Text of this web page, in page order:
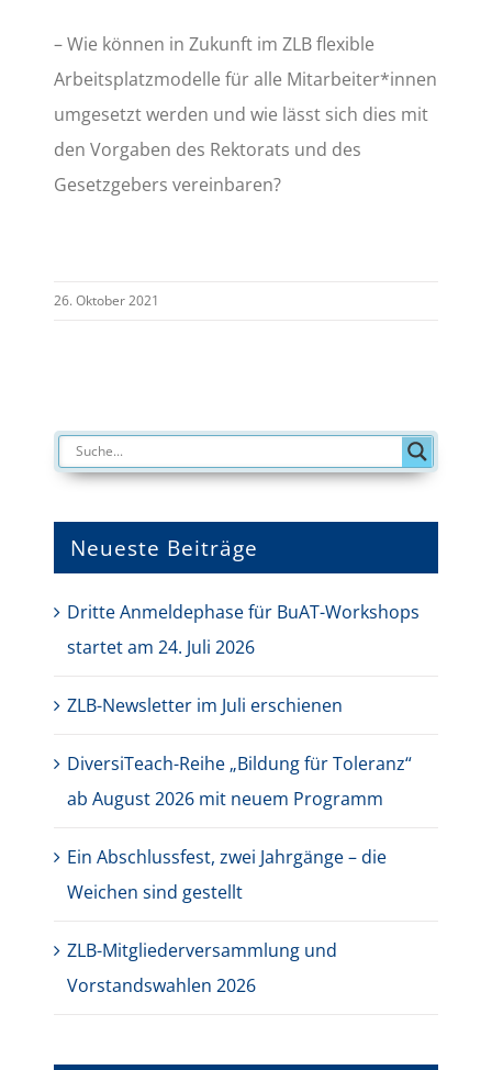
– Wie können in Zukunft im ZLB flexible
Arbeitsplatzmodelle für alle Mitarbeiter*innen
umgesetzt werden und wie lässt sich dies mit
den Vorgaben des Rektorats und des
Gesetzgebers vereinbaren?
26. Oktober 2021
Neueste Beiträge
Dritte Anmeldephase für BuAT-Workshops
startet am 24. Juli 2026
ZLB-Newsletter im Juli erschienen
DiversiTeach-Reihe „Bildung für Toleranz“
ab August 2026 mit neuem Programm
Ein Abschlussfest, zwei Jahrgänge – die
Weichen sind gestellt
ZLB-Mitgliederversammlung und
Vorstandswahlen 2026